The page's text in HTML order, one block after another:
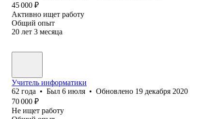
45 000 ₽
Активно ищет работу
Общий опыт
20 лет 3 месяца
Учитель информатики
62 года • Был 6 июля • Обновлено 19 декабря 2020
70 000 ₽
Не ищет работу